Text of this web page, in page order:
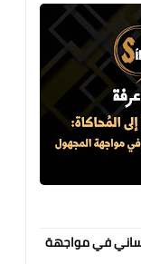
في مواجهة